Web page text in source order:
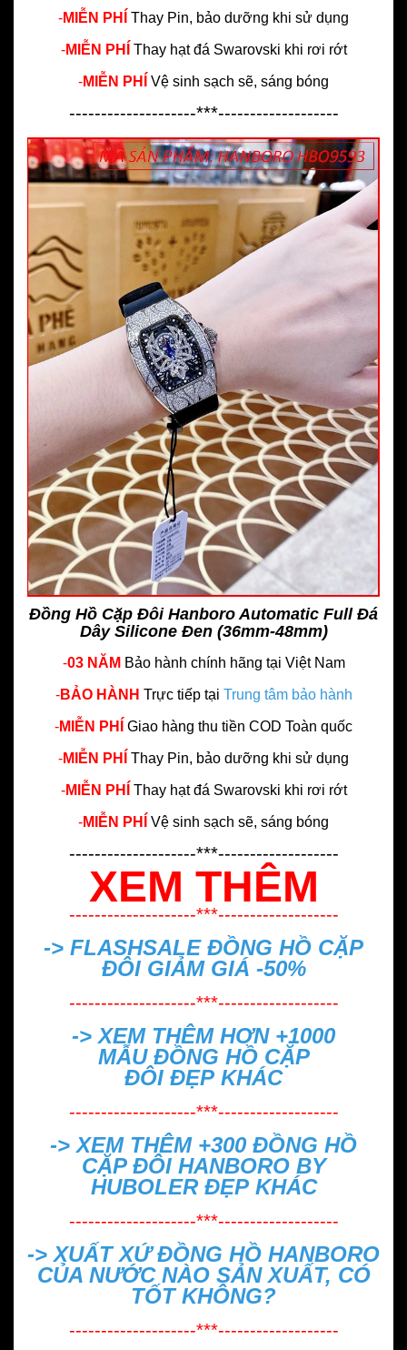
-MIỄN PHÍ Thay Pin, bảo dưỡng khi sử dụng
-MIỄN PHÍ Thay hạt đá Swarovski khi rơi rớt
-MIỄN PHÍ Vệ sinh sạch sẽ, sáng bóng
--------------------***-------------------
Đồng Hồ Cặp Đôi Hanboro Automatic Full Đá
Dây Silicone Đen (36mm-48mm)
-03 NĂM Bảo hành chính hãng tại Việt Nam
-BẢO HÀNH Trực tiếp tại Trung tâm bảo hành
-MIỄN PHÍ Giao hàng thu tiền COD Toàn quốc
-MIỄN PHÍ Thay Pin, bảo dưỡng khi sử dụng
-MIỄN PHÍ Thay hạt đá Swarovski khi rơi rớt
-MIỄN PHÍ Vệ sinh sạch sẽ, sáng bóng
--------------------***-------------------
XEM THÊM
--------------------***-------------------
-> FLASHSALE ĐỒNG HỒ CẶP
ĐÔI GIẢM GIÁ -50%
--------------------***-------------------
-> XEM THÊM HƠN +1000
MẪU ĐỒNG HỒ CẶP
ĐÔI ĐẸP KHÁC
--------------------***-------------------
-> XEM THÊM +300 ĐỒNG HỒ
CẶP ĐÔI HANBORO BY
HUBOLER ĐẸPKHÁC
--------------------***-------------------
->XUẤT XỨ ĐỒNG HỒ HANBORO
CỦA NƯỚC NÀO SẢN XUẤT, CÓ
TỐT KHÔNG?
--------------------***-------------------